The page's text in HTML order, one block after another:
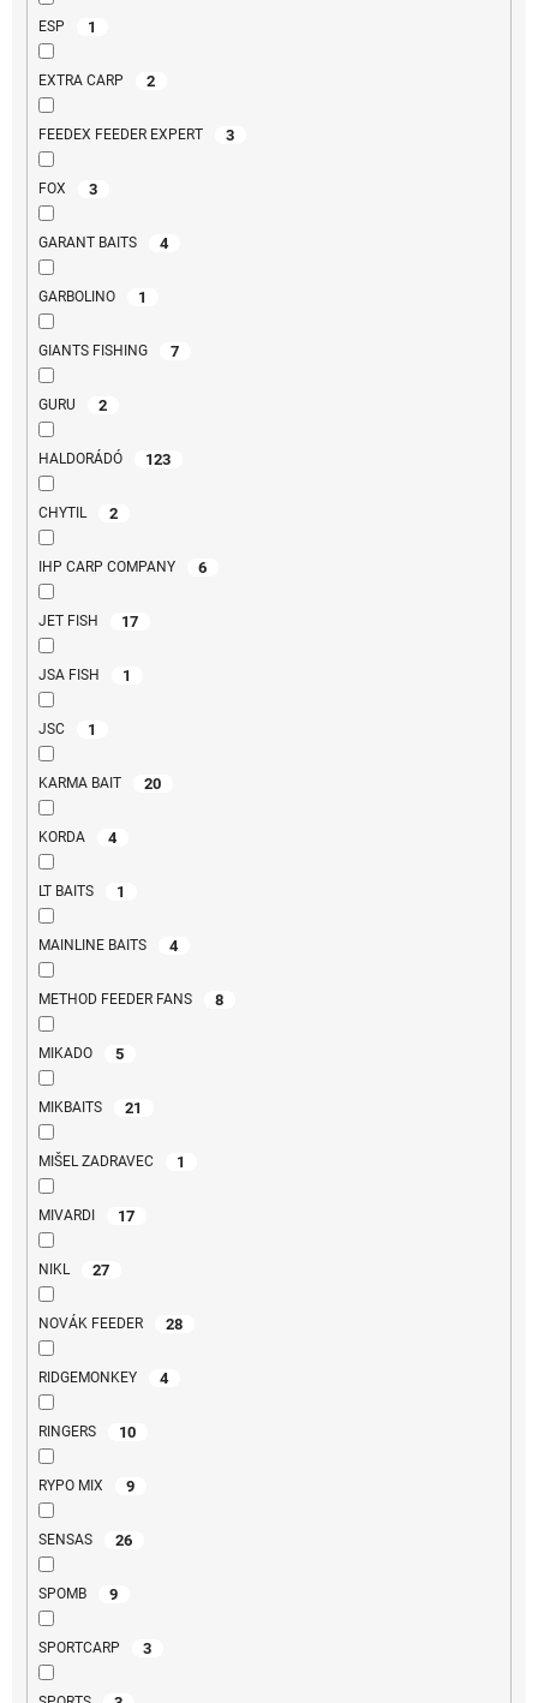
ESP 1
EXTRA CARP 2
FEEDEX FEEDER EXPERT 3
FOX 3
GARANT BAITS 4
GARBOLINO 1
GIANTS FISHING 7
GURU 2
HALDORÁDÓ 123
CHYTIL 2
IHP CARP COMPANY 6
JET FISH 17
JSA FISH 1
JSC 1
KARMA BAIT 20
KORDA 4
LT BAITS 1
MAINLINE BAITS 4
METHOD FEEDER FANS 8
MIKADO 5
MIKBAITS 21
MIŠEL ZADRAVEC 1
MIVARDI 17
NIKL 27
NOVÁK FEEDER 28
RIDGEMONKEY 4
RINGERS 10
RYPO MIX 9
SENSAS 26
SPOMB 9
SPORTCARP 3